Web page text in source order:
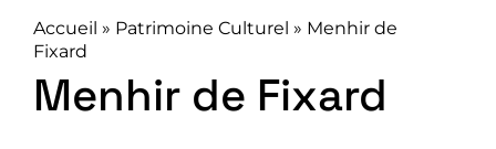
Accueil » Patrimoine Culturel » Menhir de
Fixard
Menhir de Fixard